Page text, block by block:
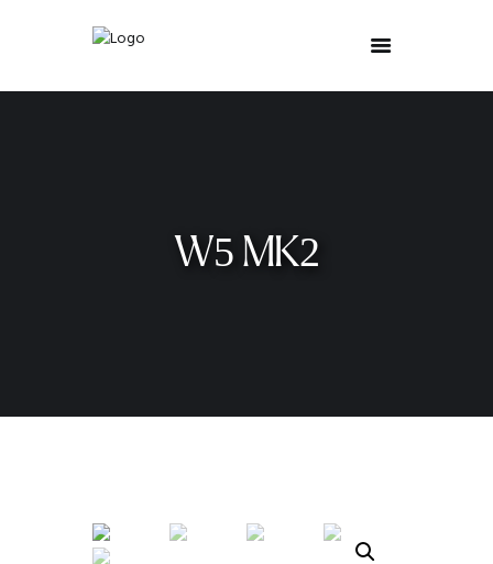
W5 MK2